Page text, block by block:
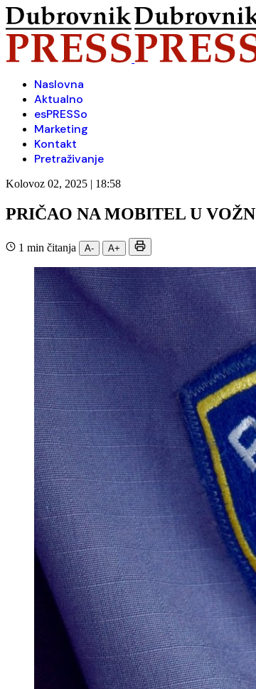
Naslovna
Aktualno
esPRESSo
Marketing
Kontakt
Pretraživanje
Kolovoz 02, 2025 | 18:58
PRIČAO NA MOBITEL U
1 min čitanja A- A+